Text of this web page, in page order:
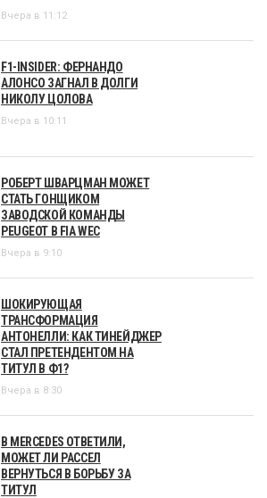
Вчера в 11:12
F1-INSIDER: ФЕРНАНДО
АЛОНСО ЗАГНАЛ В ДОЛГИ
НИКОЛУ ЦОЛОВА
Вчера в 10:11
РОБЕРТ ШВАРЦМАН МОЖЕТ
СТАТЬ ГОНЩИКОМ
ЗАВОДСКОЙ КОМАНДЫ
PEUGEOT В FIA WEC
Вчера в 9:10
ШОКИРУЮЩАЯ
ТРАНСФОРМАЦИЯ
АНТОНЕЛЛИ: КАК ТИНЕЙДЖЕР
СТАЛ ПРЕТЕНДЕНТОМ НА
ТИТУЛ В Ф1?
Вчера в 8:30
В MERCEDES ОТВЕТИЛИ,
МОЖЕТ ЛИ РАССЕЛ
ВЕРНУТЬСЯ В БОРЬБУ ЗА
ТИТУЛ